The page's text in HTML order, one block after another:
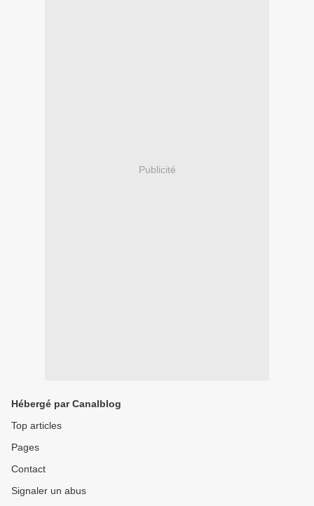
Publicité
Hébergé par Canalblog
Top articles
Pages
Contact
Signaler un abus